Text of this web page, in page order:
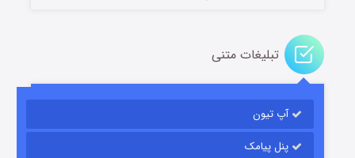
تبلیغات متنی
آپ تیون
پنل پیامک